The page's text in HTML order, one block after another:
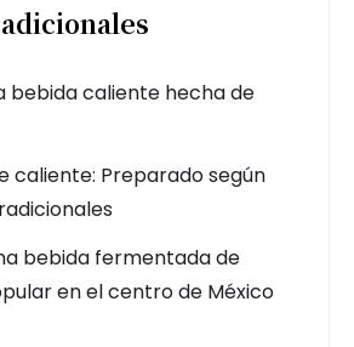
bebida caliente hecha de
caliente: Preparado según
bebida fermentada de
en el centro de México